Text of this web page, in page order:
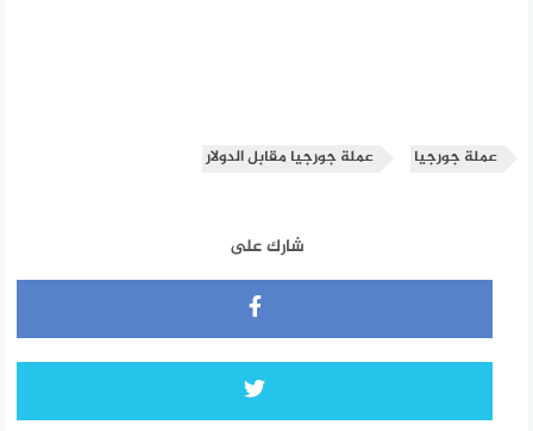
عملة جورجيا عملة جورجيا مقابل الدولار
شارك على